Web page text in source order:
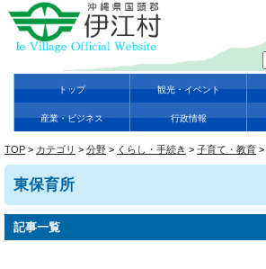
トップ 観光・イベント
産業・ビジネス 行政情報
TOP > カテゴリ > 分野 > くらし・手続き > 子育て・教育 >
東保育所
記事一覧